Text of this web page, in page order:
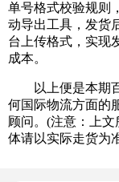
单号格式校验规则
动导出工具，发货
台上传格式，实现
成本。
以上便是本期百
何国际物流方面的
顾问。(注意：上
体请以实际走货为